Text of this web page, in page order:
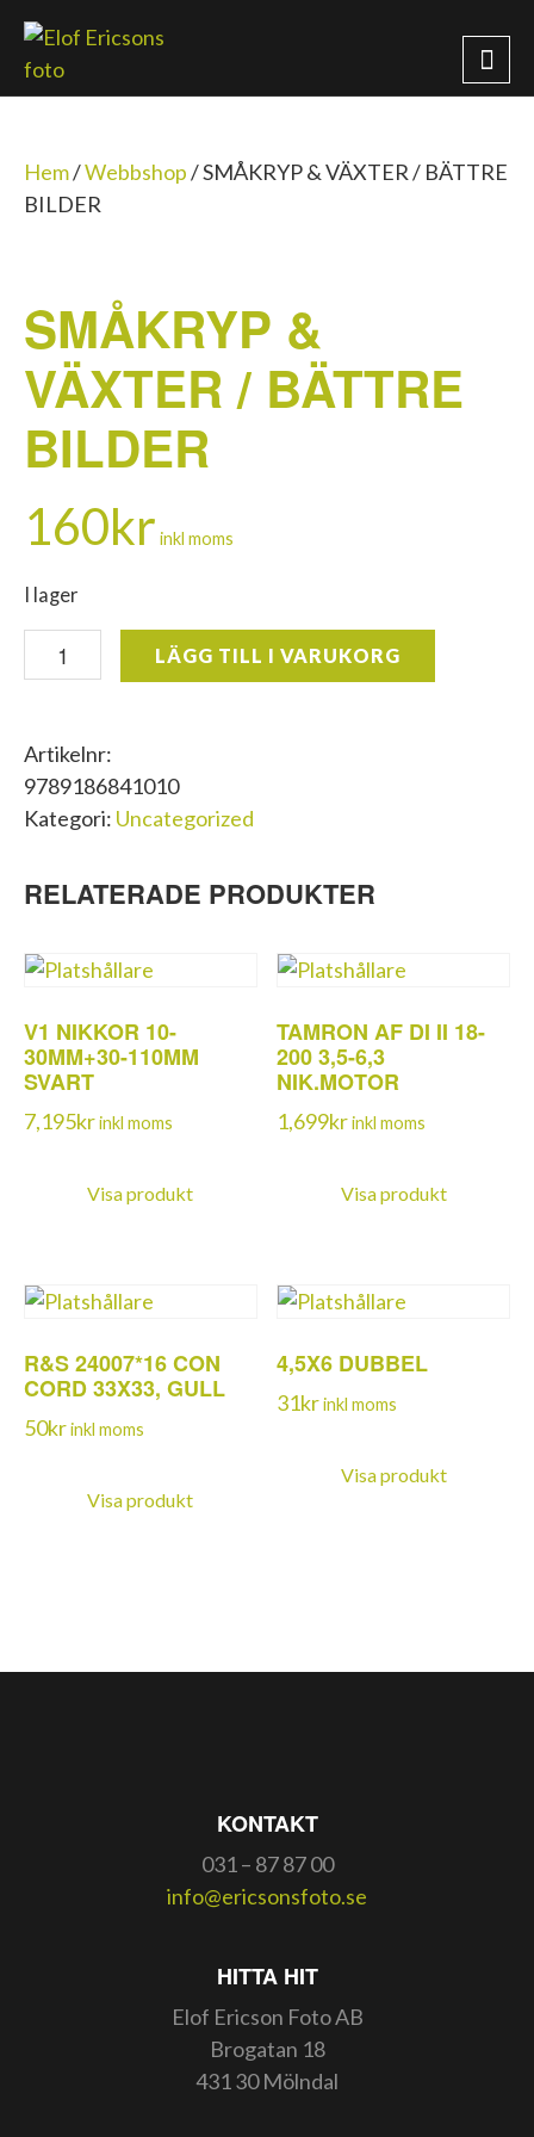
Hem/Webbshop/SMÅKRYP & VÄXTER / BÄTTRE
BILDER
SMÅKRYP &
VÄXTER / BÄTTRE
BILDER
160kr inkl moms
I lager
SMÅKRYP
&
BÄTTRE
BILDER
mängd
LÄGG TILL I VARUKORG
Artikelnr:
9789186841010
Kategori: Uncategorized
RELATERADE PRODUKTER
V1 NIKKOR 10-
30MM+30-110MM
SVART
7,195krinkl moms
Visa produkt
TAMRON AF DI II 18-
200 3,5-6,3
NIK.MOTOR
1,699krinkl moms
Visa produkt
R&S 24007*16 CON
CORD 33X33, GULL
50krinkl moms
Visa produkt
4,5X6 DUBBEL
31krinkl moms
Visa produkt
KONTAKT
031 – 87 87 00
info@ericsonsfoto.se
HITTA HIT
Elof Ericson Foto AB
Brogatan 18
431 30 Mölndal